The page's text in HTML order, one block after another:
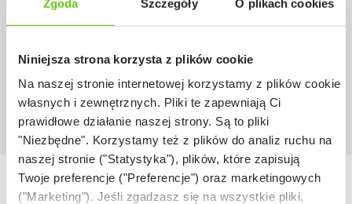
Zgoda Szczegóły O plikach cookies
Niniejsza strona korzysta z plików cookie
Na naszej stronie internetowej korzystamy z plików cookie:
własnych i zewnętrznych. Pliki te zapewniają Ci
prawidłowe działanie naszej strony. Są to pliki
"Niezbędne". Korzystamy też z plików do analiz ruchu na
naszej stronie ("Statystyka"), plików, które zapisują
Twoje preferencje ("Preferencje") oraz marketingowych
("Marketing"). Jeśli zgadzasz się na wszystkie pliki,
Nasze marki